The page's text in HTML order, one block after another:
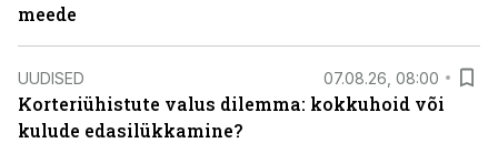
meede
UUDISED 07.08.26, 08:00
Korteriühistute valus dilemma: kokkuhoid või
kulude edasilükkamine?